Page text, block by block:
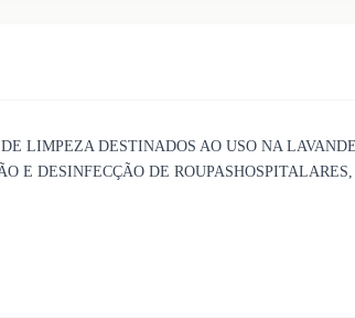
LIMPEZA DESTINADOS AO USO NA
E DESINFECÇÃO DE